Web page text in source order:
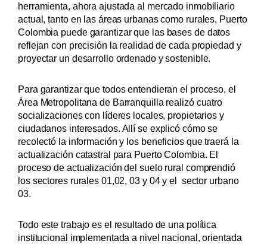
herramienta, ahora ajustada al mercado inmobiliario
actual, tanto en las áreas urbanas como rurales, Puerto
Colombia puede garantizar que las bases de datos
reflejan con precisión la realidad de cada propiedad y
proyectar un desarrollo ordenado y sostenible.
Para garantizar que todos entendieran el proceso, el
Área Metropolitana de Barranquilla realizó cuatro
socializaciones con líderes locales, propietarios y
ciudadanos interesados. Allí se explicó cómo se
recolectó la información y los beneficios que traerá la
actualización catastral para Puerto Colombia. El
proceso de actualización del suelo rural comprendió
los sectores rurales 01,02, 03 y 04 y el sector urbano
03.
Todo este trabajo es el resultado de una política
institucional implementada a nivel nacional, orientada